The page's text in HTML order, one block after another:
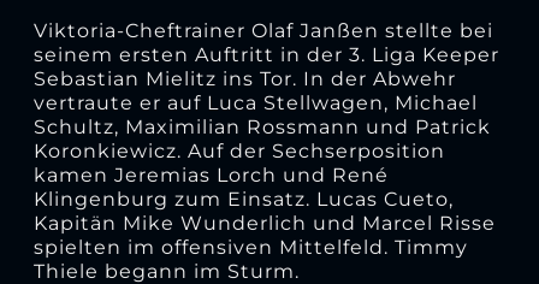
Viktoria-Cheftrainer Olaf Janßen stellte bei
seinem ersten Auftritt in der 3. Liga Keeper
Sebastian Mielitz ins Tor. In der Abwehr
vertraute er auf Luca Stellwagen, Michael
Schultz, Maximilian Rossmann und Patrick
Koronkiewicz. Auf der Sechserposition
kamen Jeremias Lorch und René
Klingenburg zum Einsatz. Lucas Cueto,
Kapitän Mike Wunderlich und Marcel Risse
spielten im offensiven Mittelfeld. Timmy
Thiele begann im Sturm.